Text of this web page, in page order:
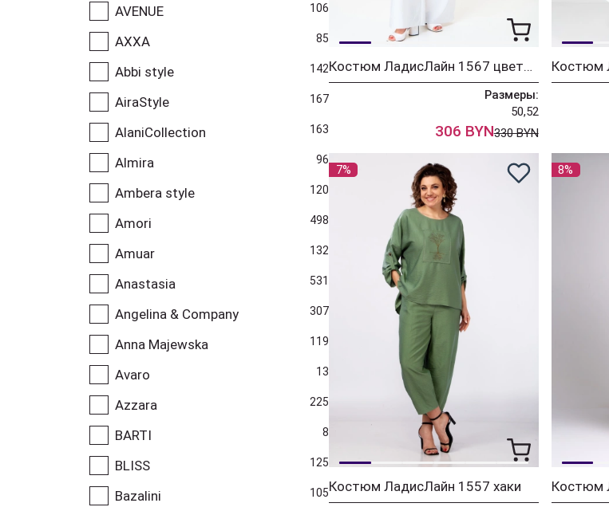
AVENUE 106
AXXA 85
Abbi style 142
AiraStyle 167
AlaniCollection 163
Almira 96
Ambera style 120
Amori 498
Amuar 132
Anastasia 531
Angelina & Company 307
Anna Majewska 119
Avaro 13
Azzara 225
BARTI 8
BLISS 125
Bazalini 105
Костюм ЛадисЛайн 1567 цветы+белый
Размеры:
50,52
306 BYN330 BYN
7%
Костюм ЛадисЛайн 1557 хаки
8%